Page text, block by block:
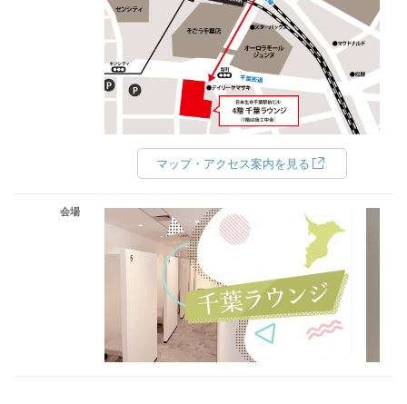
マップ・アクセス案内を見る
会場